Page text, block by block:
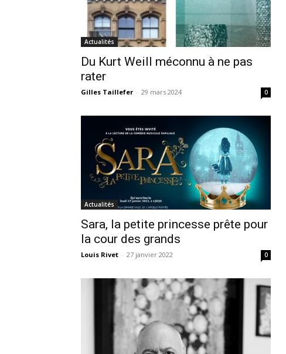
Actualités
Du Kurt Weill méconnu à ne pas
rater
Gilles Taillefer - 29 mars 2024 0
Actualités
Sara, la petite princesse prête pour
la cour des grands
Louis Rivet - 27 janvier 2022 0